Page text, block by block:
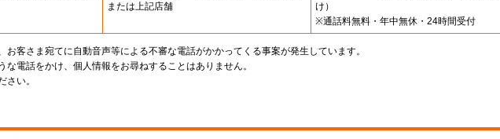
または上記店舗
け）
※通話料無料・年中無休・24時間受付
お客さま宛てに自動音声等による不審な電話がかかってくる事案が発生しています。
な電話をかけ、個人情報をお尋ねすることはありません。
さい。